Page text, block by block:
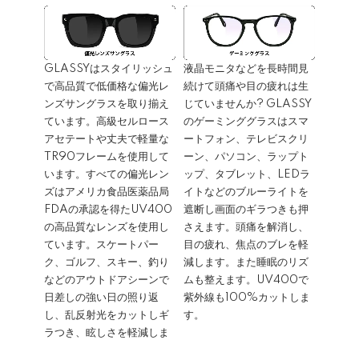
GLASSYはスタイリッシュ
で高品質で低価格な偏光レ
ンズサングラスを取り揃え
ています。高級セルロース
アセテートや丈夫で軽量な
TR90フレームを使用して
います。すべての偏光レン
ズはアメリカ食品医薬品局
FDAの承認を得たUV400
の高品質なレンズを使用し
ています。スケートパー
ク、ゴルフ、スキー、釣り
などのアウトドアシーンで
日差しの強い日の照り返
し、乱反射光をカットしギ
ラつき、眩しさを軽減しま
液晶モニタなどを長時間見
続けて頭痛や目の疲れは生
じていませんか? GLASSY
のゲーミンググラスはスマ
ートフォン、テレビスクリ
ーン、パソコン、ラップト
ップ、タブレット、LEDラ
イトなどのブルーライトを
遮断し画面のギラつきも押
さえます。頭痛を解消し、
目の疲れ、焦点のブレを軽
減します。また睡眠のリズ
ムも整えます。UV400で
紫外線も100%カットしま
す。